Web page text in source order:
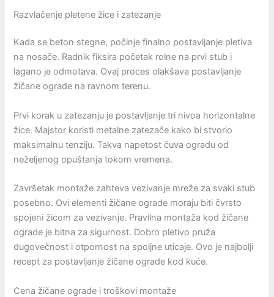
Razvlačenje pletene žice i zatezanje
Kada se beton stegne, počinje finalno postavljanje pletiva
na nosače. Radnik fiksira početak rolne na prvi stub i
lagano je odmotava. Ovaj proces olakšava postavljanje
žičane ograde na ravnom terenu.
Prvi korak u zatezanju je postavljanje tri nivoa horizontalne
žice. Majstor koristi metalne zatezače kako bi stvorio
maksimalnu tenziju. Takva napetost čuva ogradu od
neželjenog opuštanja tokom vremena.
Završetak montaže zahteva vezivanje mreže za svaki stub
posebno. Ovi elementi žičane ograde moraju biti čvrsto
spojeni žicom za vezivanje. Pravilna montaža kod žičane
ograde je bitna za sigurnost. Dobro pletivo pruža
dugovečnost i otpornost na spoljne uticaje. Ovo je najbolji
recept za postavljanje žičane ograde kod kuće.
Cena žičane ograde i troškovi montaže